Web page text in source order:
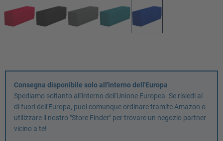
Consegna disponibile solo all'interno dell'Europa
Spediamo soltanto all'interno dell'Unione Europea. Se risiedi al
di fuori dell'Europa, puoi comunque ordinare tramite Amazon o
utilizzare il nostro "Store Finder" per trovare un negozio partner
vicino a te!